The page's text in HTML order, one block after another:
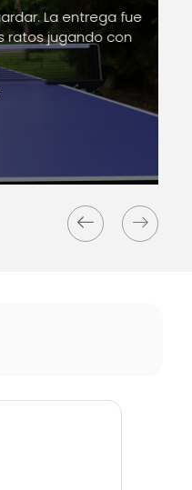
La entrega fue
jugando con